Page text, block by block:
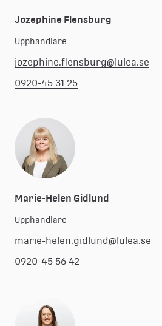
Jozephine Flensburg
Upphandlare
jozephine.flensburg@lulea.se
0920-45 31 25
Marie-Helen Gidlund
Upphandlare
marie-helen.gidlund@lulea.se
0920-45 56 42